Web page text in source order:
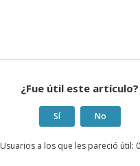
¿Fue útil este artículo?
Sí No
Usuarios a los que les pareció útil: